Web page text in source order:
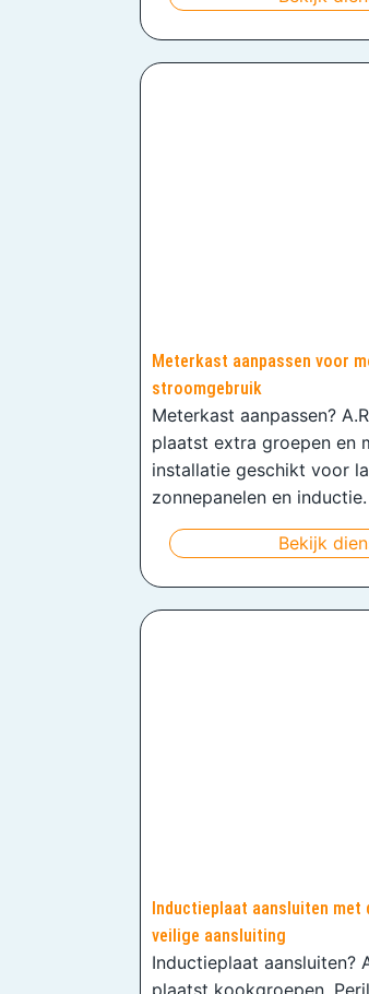
Meterkast aanpassen voor
stroomgebruik
Meterkast aanpassen?
plaatst extra groepen en
installatie geschikt voor
zonnepanelen en inductie.
Bekijk
Inductieplaat aansluiten met
veilige aansluiting
Inductieplaat aansluiten?